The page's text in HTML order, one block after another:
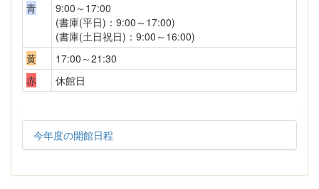
青
9:00～17:00
(書庫(平日)：9:00～17:00)
(書庫(土日祝日)：9:00～16:00)
黄
17:00～21:30
赤
休館日
今年度の開館日程